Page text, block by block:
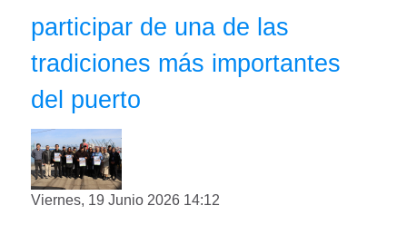
participar de una de las
tradiciones más importantes
del puerto
Viernes, 19 Junio 2026 14:12